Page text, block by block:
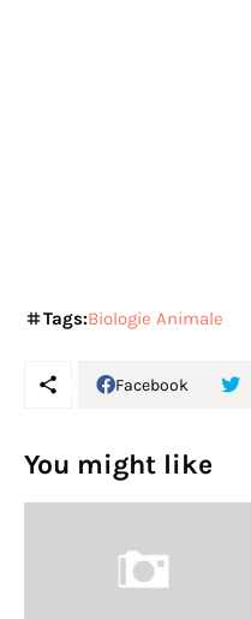
Tags:Biologie Animale
Facebook
You might like